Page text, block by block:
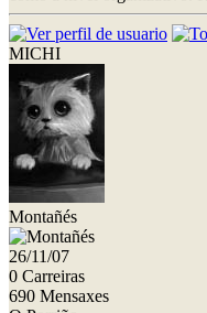
MICHI
Montañés
26/11/07
0 Carreiras
690 Mensaxes